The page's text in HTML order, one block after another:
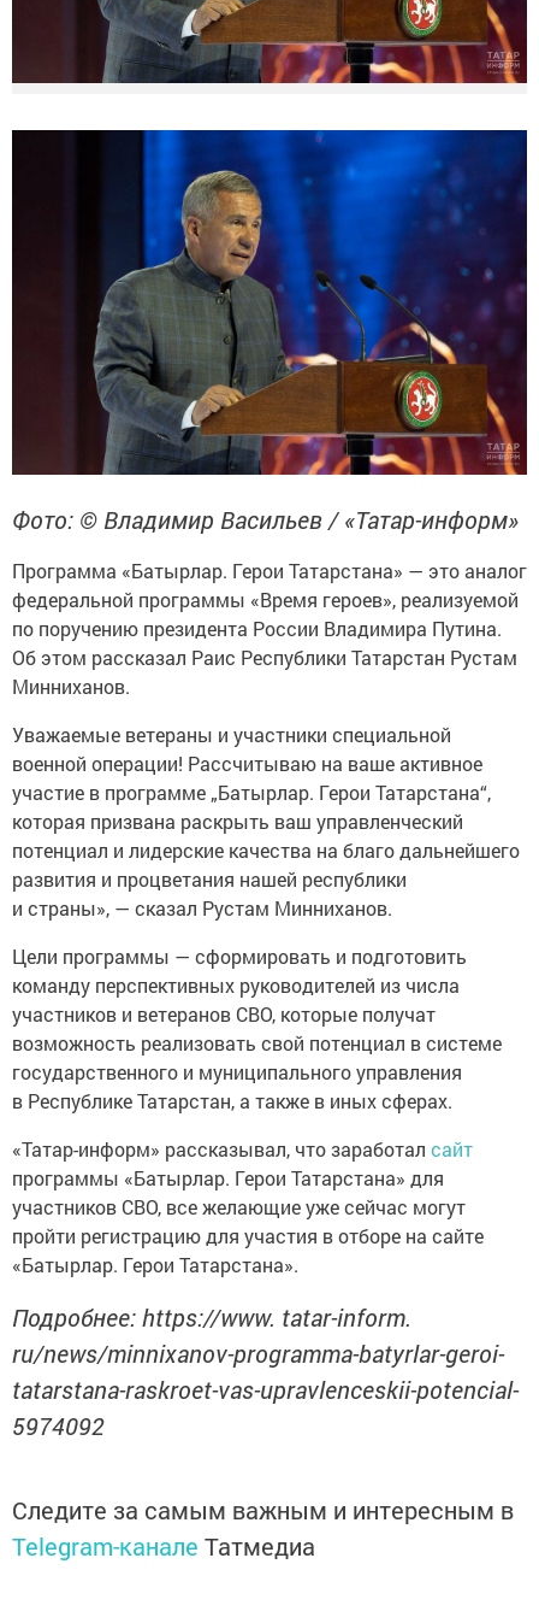
Фото: © Владимир Васильев / «Татар-информ»
Программа «Батырлар. Герои Татарстана» — это аналог
федеральной программы «Время героев», реализуемой
по поручению президента России Владимира Путина.
Об этом рассказал Раис Республики Татарстан Рустам
Минниханов.
Уважаемые ветераны и участники специальной
военной операции! Рассчитываю на ваше активное
участие в программе „Батырлар. Герои Татарстана“,
которая призвана раскрыть ваш управленческий
потенциал и лидерские качества на благо дальнейшего
развития и процветания нашей республики
и страны», — сказал Рустам Минниханов.
Цели программы — сформировать и подготовить
команду перспективных руководителей из числа
участников и ветеранов СВО, которые получат
возможность реализовать свой потенциал в системе
государственного и муниципального управления
в Республике Татарстан, а также в иных сферах.
«Татар-информ» рассказывал, что заработал сайт
программы «Батырлар. Герои Татарстана» для
участников СВО, все желающие уже сейчас могут
пройти регистрацию для участия в отборе на сайте
«Батырлар. Герои Татарстана».
Подробнее: https://www. tatar-inform.
ru/news/minnixanov-programma-batyrlar-geroi-
tatarstana-raskroet-vas-upravlenceskii-potencial-
5974092
Следите за самым важным и интересным в
Telegram-канале Татмедиа